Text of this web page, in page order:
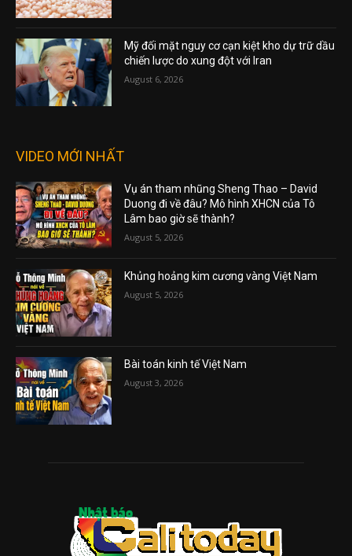
Mỹ đối mặt nguy cơ cạn kiệt kho dự trữ dầu
chiến lược do xung đột với Iran
August 6, 2026
VIDEO MỚI NHẤT
Vụ án tham nhũng Sheng Thao – David
Duong đi về đâu? Mô hình XHCN của Tô
Lâm bao giờ sẽ thành?
August 5, 2026
Khủng hoảng kim cương vàng Việt Nam
August 5, 2026
Bài toán kinh tế Việt Nam
August 3, 2026